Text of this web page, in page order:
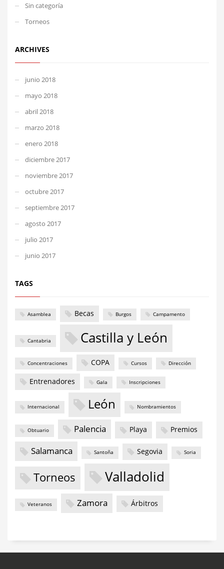
Sin categoría
Torneos
ARCHIVES
junio 2018
mayo 2018
abril 2018
marzo 2018
enero 2018
diciembre 2017
noviembre 2017
octubre 2017
septiembre 2017
agosto 2017
julio 2017
junio 2017
TAGS
Asamblea Becas Burgos Campamento
Cantabria Castilla y León
Concentraciones COPA Cursos Dirección
Entrenadores Gala Inscripciones
Internacional León Nombramientos
Obtuario Palencia Playa Premios
Salamanca Santoña Segovia Soria
Torneos Valladolid
Veteranos Zamora Árbitros